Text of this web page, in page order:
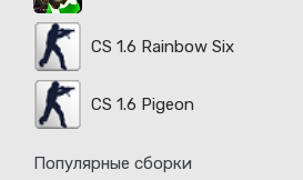
CS 1.6 Rainbow Six
CS 1.6 Pigeon
Популярные сборки